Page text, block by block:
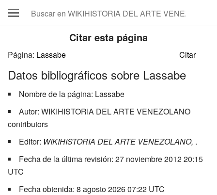
Citar esta página
Página:
Datos bibliográficos sobre Lassabe
Nombre de la página: Lassabe
Autor: WIKIHISTORIA DEL ARTE VENEZOLANO
contributors
Editor: WIKIHISTORIA DEL ARTE VENEZOLANO, .
Fecha de la última revisión: 27 noviembre 2012 20:15
UTC
Fecha obtenida: 8 agosto 2026 07:22 UTC